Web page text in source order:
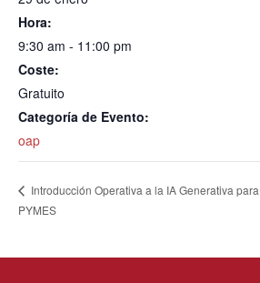
Hora:
9:30 am - 11:00 pm
Coste:
Gratuito
Categoría de Evento:
oap
Introducción Operativa a la IA Generativa para
PYMES